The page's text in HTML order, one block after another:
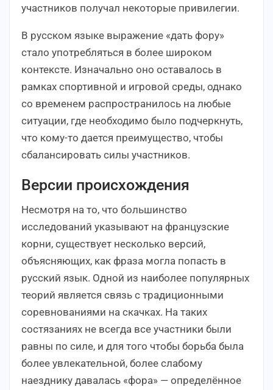
участников получал некоторые привилегии.
В русском языке выражение «дать фору»
стало употребляться в более широком
контексте. Изначально оно оставалось в
рамках спортивной и игровой среды, однако
со временем распространилось на любые
ситуации, где необходимо было подчеркнуть,
что кому-то дается преимущество, чтобы
сбалансировать силы участников.
Версии происхождения
Несмотря на то, что большинство
исследований указывают на французские
корни, существует несколько версий,
объясняющих, как фраза могла попасть в
русский язык. Одной из наиболее популярных
теорий является связь с традиционными
соревнованиями на скачках. На таких
состязаниях не всегда все участники были
равны по силе, и для того чтобы борьба была
более увлекательной, более слабому
наезднику давалась «фора» — определённое